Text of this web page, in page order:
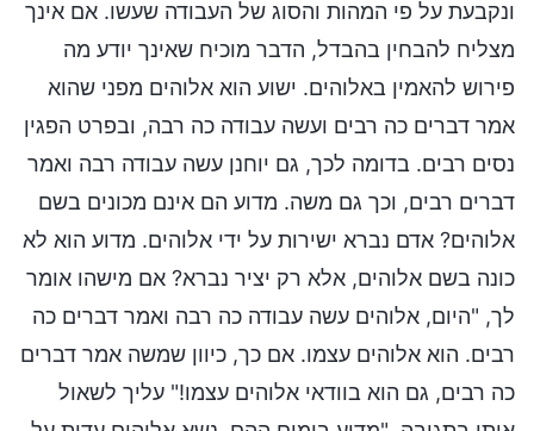
ונקבעת על פי המהות והסוג של העבודה שעשו. אם אינך
מצליח להבחין בהבדל, הדבר מוכיח שאינך יודע מה
פירוש להאמין באלוהים. ישוע הוא אלוהים מפני שהוא
אמר דברים כה רבים ועשה עבודה כה רבה, ובפרט הפגין
נסים רבים. בדומה לכך, גם יוחנן עשה עבודה רבה ואמר
דברים רבים, וכך גם משה. מדוע הם אינם מכונים בשם
אלוהים? אדם נברא ישירות על ידי אלוהים. מדוע הוא לא
כונה בשם אלוהים, אלא רק יציר נברא? אם מישהו אומר
לך, "היום, אלוהים עשה עבודה כה רבה ואמר דברים כה
רבים. הוא אלוהים עצמו. אם כך, כיוון שמשה אמר דברים
כה רבים, גם הוא בוודאי אלוהים עצמו!" עליך לשאול